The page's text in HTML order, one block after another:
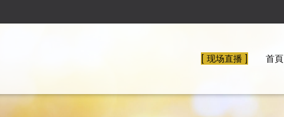
[ 现场直播 ] 首頁